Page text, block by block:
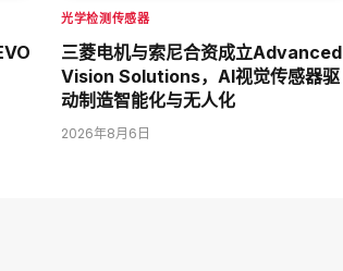
光学检测传感器
三菱电机与索尼合资成立Advanced
Vision Solutions，AI视觉传感器驱
动制造智能化与无人化
2026年8月6日